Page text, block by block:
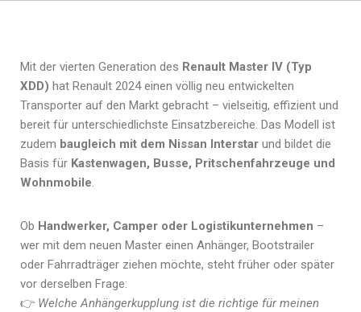
Mit der vierten Generation des Renault Master IV (Typ
XDD) hat Renault 2024 einen völlig neu entwickelten
Transporter auf den Markt gebracht – vielseitig, effizient und
bereit für unterschiedlichste Einsatzbereiche. Das Modell ist
zudem baugleich mit dem Nissan Interstar und bildet die
Basis für Kastenwagen, Busse, Pritschenfahrzeuge und
Wohnmobile.
Ob Handwerker, Camper oder Logistikunternehmen –
wer mit dem neuen Master einen Anhänger, Bootstrailer
oder Fahrradträger ziehen möchte, steht früher oder später
vor derselben Frage:
👉 Welche Anhängerkupplung ist die richtige für meinen